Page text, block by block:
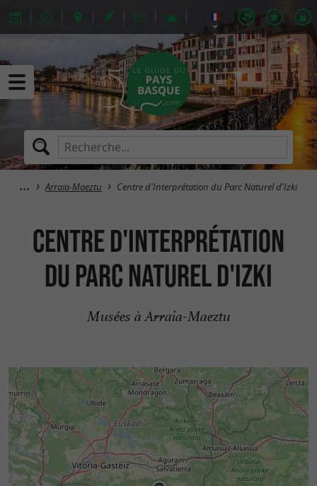
Arraia-Maeztu Centre d'Interprétation du Parc Naturel d'Izki
Centre d'Interprétation
du Parc Naturel d'Izki
Musées à Arraia-Maeztu